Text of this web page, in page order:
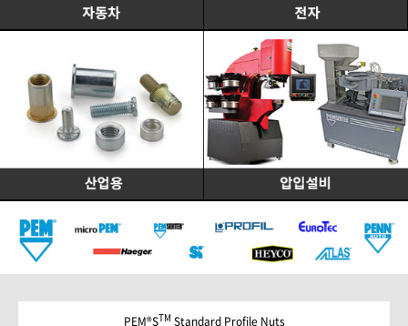
PEM®STMStandard Profile Nuts